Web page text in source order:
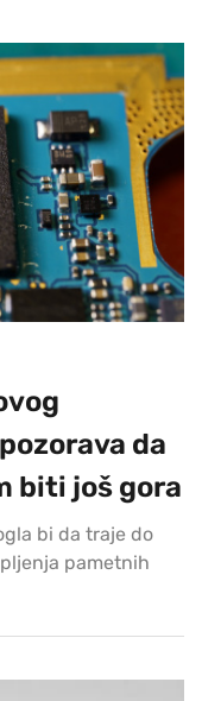
da
biti još gora
bi da traje do
pametnih